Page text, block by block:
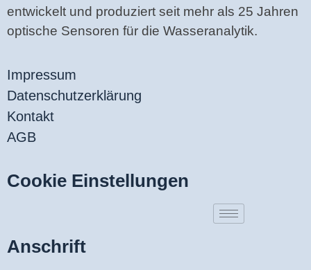
entwickelt und produziert seit mehr als 25 Jahren
optische Sensoren für die Wasseranalytik.
Impressum
Datenschutzerklärung
Kontakt
AGB
Cookie Einstellungen
Anschrift